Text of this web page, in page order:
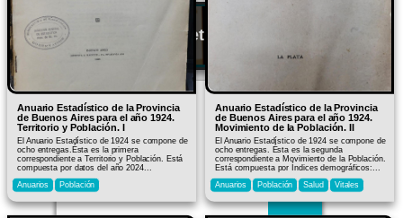
Registros, Boletines e Informes
for:
Anuario Estadístico de la Provincia
de Buenos Aires para el año 1924.
Territorio y Población. I
El Anuario Estadístico de 1924 se compone de
ocho entregas.Ésta es la primera
correspondiente a Territorio y Población. Está
compuesta por datos del año 2024...
Anuarios
Población
Anuario Estadístico de la Provincia
de Buenos Aires para el año 1924.
Movimiento de la Población. II
El Anuario Estadístico de 1924 se compone de
ocho entregas. Ésta es la segunda
correspondiente a Movimiento de la Población.
Está compuesta por Índices demográficos:...
Anuarios
Población Salud Vitales